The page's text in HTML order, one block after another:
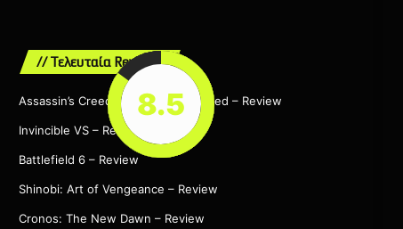
// Τελευταία Reviews
Assassin’s Creed Black Flag Resynced – Review
9
Invincible VS – Review
7
Battlefield 6 – Review
8.5
Shinobi: Art of Vengeance – Review
9
Cronos: The New Dawn – Review
8.5